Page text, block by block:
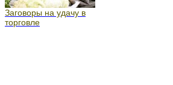
Заговоры на удачу в
торговле